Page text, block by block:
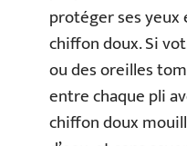
protéger ses yeux
chiffon doux. Si
ou des oreilles
entre chaque pli
chiffon doux